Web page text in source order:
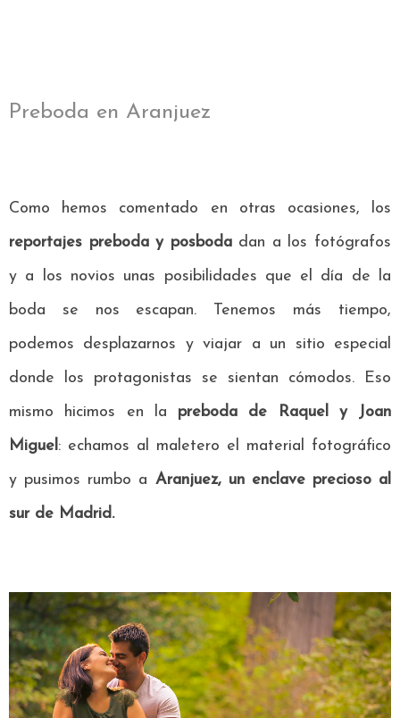
Preboda en Aranjuez
Como hemos comentado en otras ocasiones, los
reportajes preboda y posbodadan a los fotógrafos
y a los novios unas posibilidades que el día de la
boda se nos escapan. Tenemos más tiempo,
podemos desplazarnos y viajar a un sitio especial
donde los protagonistas se sientan cómodos. Eso
mismo hicimos en la preboda de
Raquel y Joan
Miguel: echamos al maletero el material fotográfico
y pusimos rumbo a Aranjuez, un enclave precioso al
sur de Madrid.